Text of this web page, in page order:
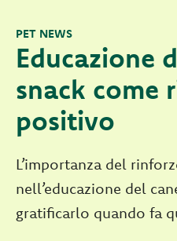
PET NEWS
Educazione
snack come
positivo
L’importanza del
nell’educazione del
gratificarlo quando fa